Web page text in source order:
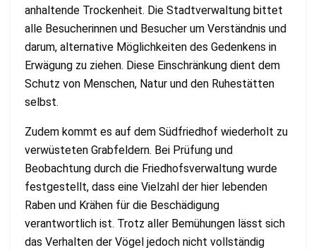
anhaltende Trockenheit. Die Stadtverwaltung bittet
alle Besucherinnen und Besucher um Verständnis und
darum, alternative Möglichkeiten des Gedenkens in
Erwägung zu ziehen. Diese Einschränkung dient dem
Schutz von Menschen, Natur und den Ruhestätten
selbst.
Zudem kommt es auf dem Südfriedhof wiederholt zu
verwüsteten Grabfeldern. Bei Prüfung und
Beobachtung durch die Friedhofsverwaltung wurde
festgestellt, dass eine Vielzahl der hier lebenden
Raben und Krähen für die Beschädigung
verantwortlich ist. Trotz aller Bemühungen lässt sich
das Verhalten der Vögel jedoch nicht vollständig